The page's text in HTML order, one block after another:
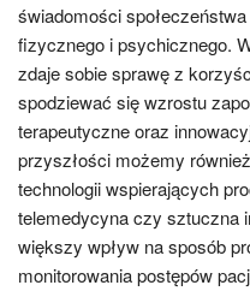
świadomości
fizycznego i psychicznego.
zdaje sobie sprawę z
spodziewać się wzrostu
terapeutyczne oraz
przyszłości możemy
technologii wspierających
telemedycyna czy sztuczna
większy wpływ na sposób
monitorowania postępów